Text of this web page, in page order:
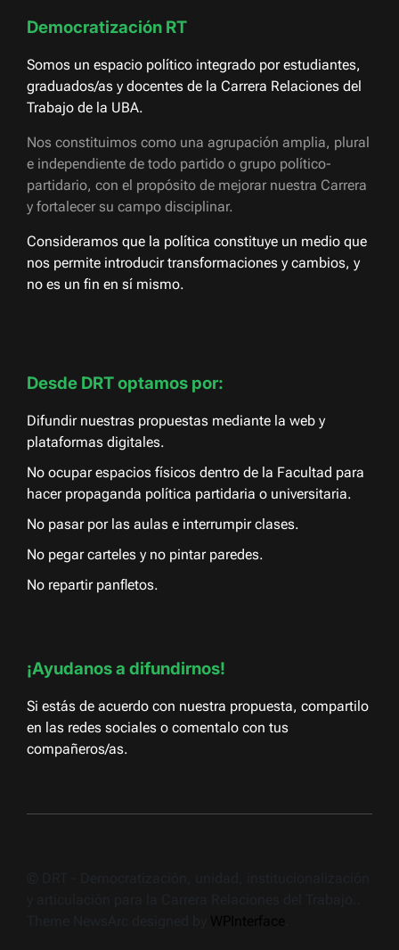
Democratización RT
Somos un espacio político integrado por estudiantes,
graduados/as y docentes de la Carrera Relaciones del
Trabajo de la UBA.
Nos constituimos como una agrupación amplia, plural
e independiente de todo partido o grupo político-
partidario, con el propósito de mejorar nuestra Carrera
y fortalecer su campo disciplinar.
Consideramos que la política constituye un medio que
nos permite introducir transformaciones y cambios, y
no es un fin en sí mismo.
Desde DRT optamos por:
Difundir nuestras propuestas mediante la web y
plataformas digitales.
No ocupar espacios físicos dentro de la Facultad para
hacer propaganda política partidaria o universitaria.
No pasar por las aulas e interrumpir clases.
No pegar carteles y no pintar paredes.
No repartir panfletos.
¡Ayudanos a difundirnos!
Si estás de acuerdo con nuestra propuesta, compartilo
en las redes sociales o comentalo con tus
compañeros/as.